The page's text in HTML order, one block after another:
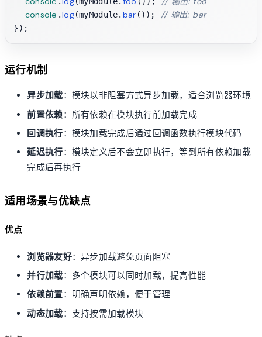
console .log(myModule. bar ()); // 输出: bar
运行机制
异步加载：模块以非阻塞方式异步加载，适合浏览器环境
前置依赖 ：所有依赖在模块执行前加载完成
回调执行：模块加载完成后通过回调函数执行模块代码
延迟执行：模块定义后不会立即执行，等到所有依赖加载
完成后再执行
适用场景与优缺点
优点
浏览器友好：异步加载避免页面阻塞
并行加载：多个模块可以同时加载，提高性能
依赖前置：明确声明依赖，便于管理
动态加载：支持按需加载模块